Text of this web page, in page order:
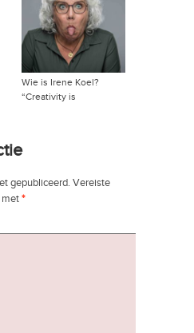
Wie is Irene Koel?
“Creativity is
gepubliceerd. Vereiste
met*